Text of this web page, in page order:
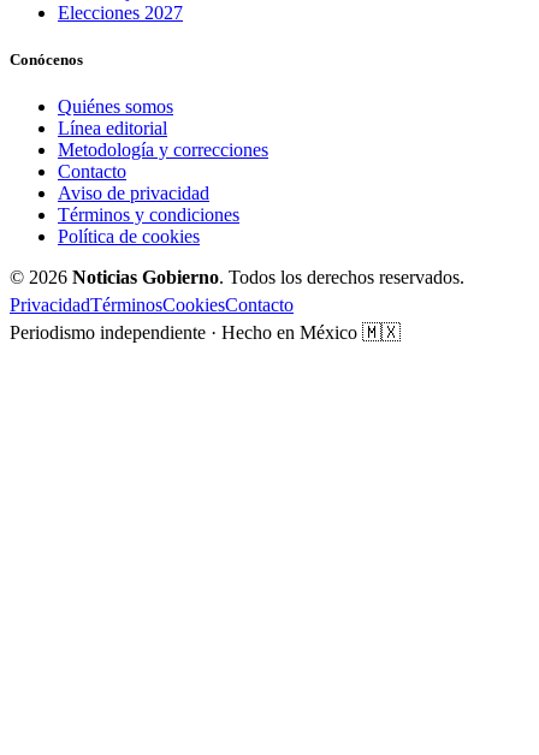
Elecciones 2027
Conócenos
Quiénes somos
Línea editorial
Metodología y correcciones
Contacto
Aviso de privacidad
Términos y condiciones
Política de cookies
© 2026 Noticias Gobierno. Todos los derechos reservados.
PrivacidadTérminosCookiesContacto
Periodismo independiente · Hecho en México 🇲🇽